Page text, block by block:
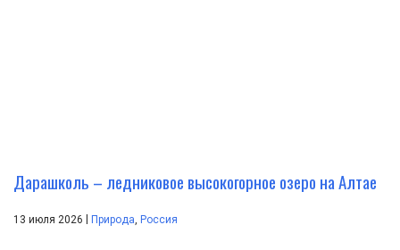
Дарашколь – ледниковое высокогорное озеро на Алтае
13 июля 2026 | Природа Россия